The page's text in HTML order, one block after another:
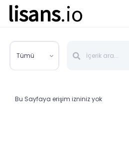
lisans.io
Tümü
Bu Sayfaya erişim izniniz yok